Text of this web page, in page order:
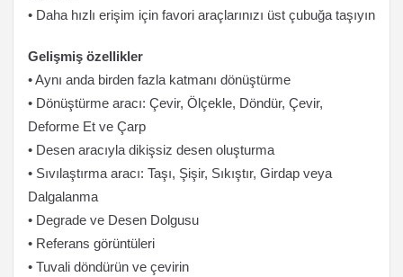
• Daha hızlı erişim için favori araçlarınızı üst çubuğa taşıyın
Gelişmiş özellikler
• Aynı anda birden fazla katmanı dönüştürme
• Dönüştürme aracı: Çevir, Ölçekle, Döndür, Çevir,
Deforme Et ve Çarp
• Desen aracıyla dikişsiz desen oluşturma
• Sıvılaştırma aracı: Taşı, Şişir, Sıkıştır, Girdap veya
Dalgalanma
• Degrade ve Desen Dolgusu
• Referans görüntüleri
• Tuvali döndürün ve çevirin